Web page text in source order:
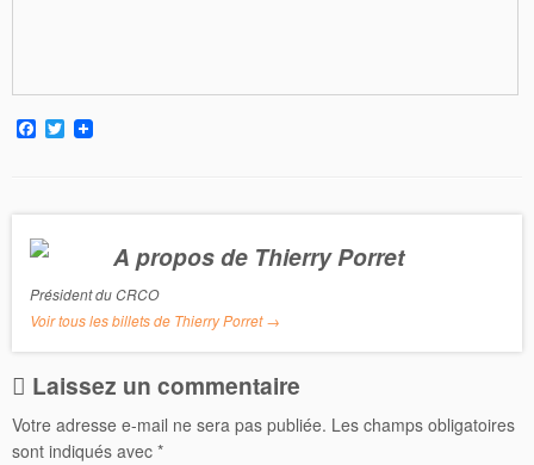
F
a
o
o
k
T
w
e
A propos de Thierry Porret
Président du CRCO
Voir tous les billets de Thierry Porret→
Laissez un commentaire
Votre adresse e-mail ne sera pas publiée. Les champs obligatoires
sont indiqués avec *